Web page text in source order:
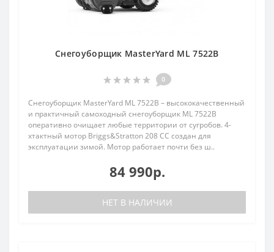
Снегоуборщик MasterYard ML 7522B
0
Снегоуборщик MasterYard ML 7522B – высококачественный
и практичный самоходный снегоуборщик ML 7522B
оперативно очищает любые территории от сугробов. 4-
хтактный мотор Briggs&Stratton 208 СС создан для
эксплуатации зимой. Мотор работает почти без ш..
84 990р.
НЕТ В НАЛИЧИИ